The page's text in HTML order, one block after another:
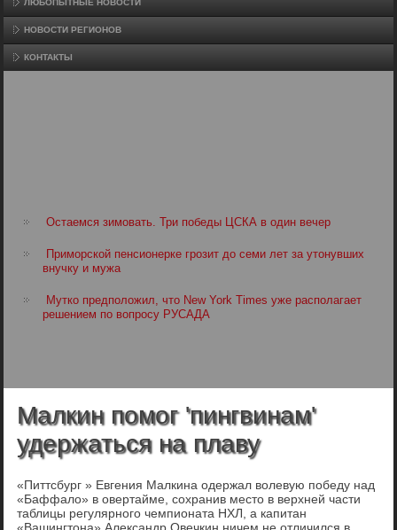
ЛЮБОПЫТНЫЕ НОВОСТИ
НОВОСТИ РЕГИОНОВ
КОНТАКТЫ
Остаемся зимовать. Три победы ЦСКА в один вечер
Приморской пенсионерке грозит до семи лет за утонувших
внучку и мужа
Мутко предположил, что New York Times уже располагает
решением по вопросу РУСАДА
Малкин помог 'пингвинам'
удержаться на плаву
«Питтсбург » Евгения Малкина одержал волевую победу над
«Баффало» в овертайме, сохранив место в верхней части
таблицы регулярного чемпионата НХЛ, а капитан